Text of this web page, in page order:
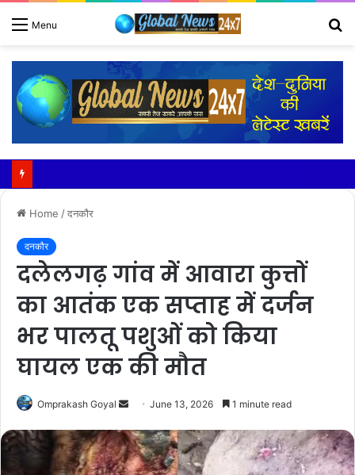
Menu
Home /दनकौर
दनकौर
दलेलगढ़ गांव में आवारा कुत्तों
का आतंक एक सप्ताह में दर्जन
भर पालतू पशुओं को किया
घायल एक की मौत
Omprakash Goyal
Send
email
June 13, 2026 1 minute read